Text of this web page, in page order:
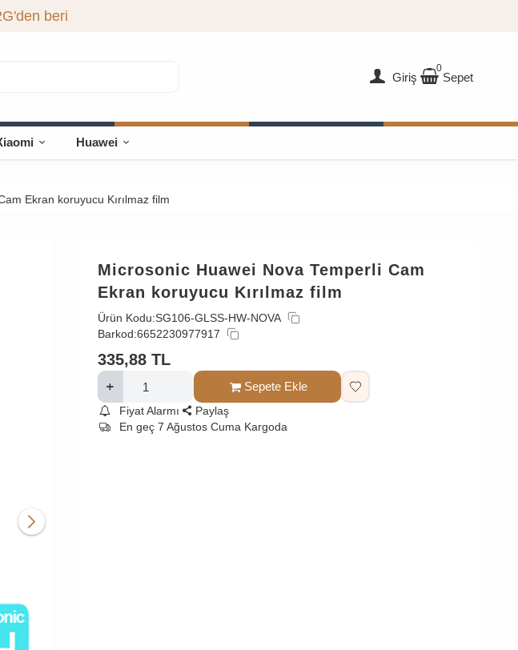
beri
Giriş
0
Sepet
Huawei
Ekran koruyucu Kırılmaz film
Microsonic Huawei Nova Temperli Cam
Ekran koruyucu Kırılmaz film
Ürün Kodu:SG106-GLSS-HW-NOVA
Barkod:6652230977917
335,88 TL
Sepete Ekle
Fiyat Alarmı
Paylaş
En geç 7 Ağustos Cuma Kargoda